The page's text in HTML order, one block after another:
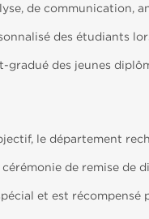
de communication,
des étudiants
gradué des jeunes
le département
de remise de
et est récompensé